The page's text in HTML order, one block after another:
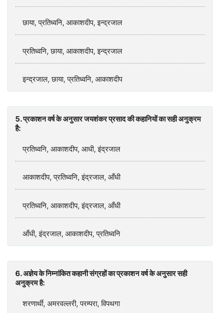
छाया, प्रतिध्वनि, आकाशदीप, इन्द्रजाल
प्रतिध्वनि, छाया, आकाशदीप, इन्द्रजाल
इन्द्रजाल, छाया, प्रतिध्वनि, आकाशदीप
5. प्रकाशन वर्ष के अनुसार जयशंकर प्रसाद की कहानियों का सही अनुक्रम
है:
प्रतिध्वनि, आकाशदीप, आधी, इंद्रजाल
आकाशदीप, प्रतिध्वनि, इंद्रजाल, आँधी
प्रतिध्वनि, आकाशदीप, इंद्रजाल, आँधी
आँधी, इंद्रजाल, आकाशदीप, प्रतिध्वनि
6. अज्ञेय के निम्नांकित कहानी संग्रहों का प्रकाशन वर्ष के अनुसार सही
अनुक्रम है:
शरणार्थी, अमरवल्लरी, परम्परा, विपथगा